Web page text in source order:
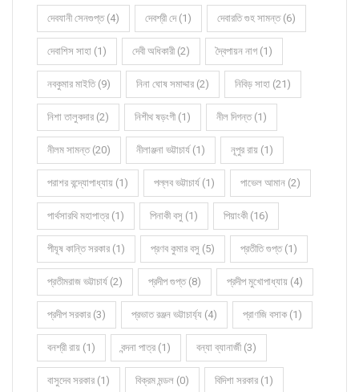
দেবযানী সেনগুপ্ত (4) দেবশ্রী দে (1) দেবারতি গুহ সামন্ত (6)
দেবাশিস সাহা (1) দেবী অধিকারী (2) দ্বৈপায়ন নাগ (1)
নবকুমার মাইতি (9) নিনা ঘোষ সমাদ্দার (2) নিবিড় সাহা (21)
নিশা তালুকদার (2) নিশীথ ষড়ংগী (1) নীল দিগন্ত (1)
নীলম সামন্ত (20) নীলাঞ্জনা ভট্টাচার্য (1) নূপুর রায় (1)
পরাশর বন্দ্যোপাধ্যায় (1) পল্লব ভট্টাচার্য (1) পাভেল আমান (2)
পার্থসারথি মহাপাত্র (1) পিনাকী বসু (1) পিয়াংকী (16)
পীযূষ কান্তি সরকার (1) প্রণব কুমার বসু (5) প্রতীতি গুপ্ত (1)
প্রতীমরাজ ভট্টাচার্য (2) প্রদীপ গুপ্ত (8) প্রদীপ মুখোপাধ্যায় (4)
প্রদীপ সরকার (3) প্রভাত রঞ্জন ভট্টাচার্য্য (4) প্রাণজি বসাক (1)
বনশ্রী রায় (1) বন্দনা পাত্র (1) বন্যা ব্যানার্জী (3)
বাসুদেব সরকার (1) বিক্রম মন্ডল (0) বিদিশা সরকার (1)